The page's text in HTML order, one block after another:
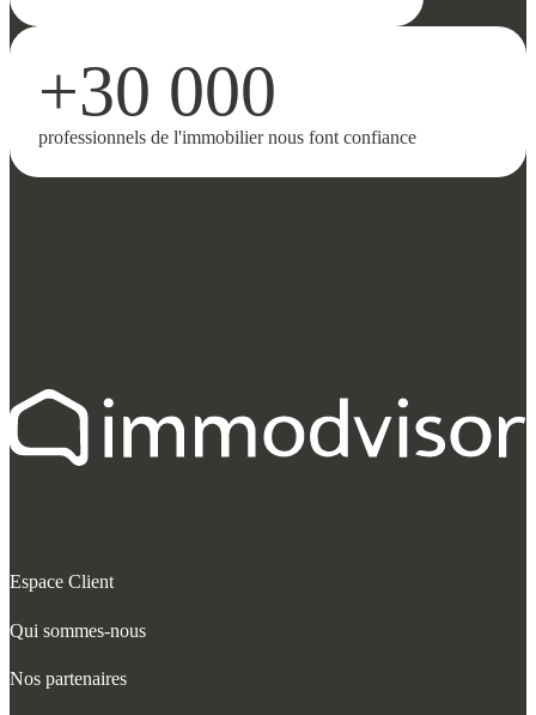
+30 000
professionnels de l'immobilier nous font confiance
Espace Client
Qui sommes-nous
Nos partenaires